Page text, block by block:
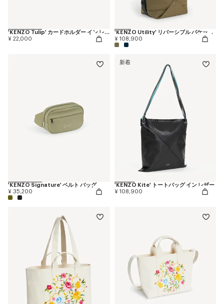
'KENZO Tulip' カードホルダー イン レザー
¥ 22,000
'KENZO Utility' リバーシブル バケット バッグ イン キャンバス & レザー
¥ 108,900
'KENZO Signature' ベルト バッグ
¥ 35,200
新着
'KENZO Kite' トートバッグ イン レザー
¥ 108,900